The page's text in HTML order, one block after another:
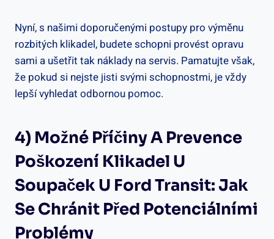
Nyní, s našimi ‌doporučenými postupy pro výměnu
rozbitých klikadel,⁣ budete ‌schopni provést ⁢opravu
sami ⁤a ušetřit⁢ tak náklady na servis. ⁣Pamatujte‌ však,
že pokud ‍si nejste jisti svými schopnostmi, je vždy‍
lepší vyhledat odbornou pomoc.
4)‌ Možné ‍příčiny A Prevence
Poškození Klikadel U
Soupaček U‍ Ford​ Transit: ‍Jak
Se Chránit Před Potenciálními
⁣problémy